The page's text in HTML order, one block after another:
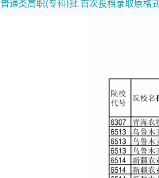
普通类高职(专科)批 首次投档录取原格